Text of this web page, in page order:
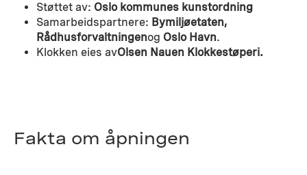
Støttet av: Oslo kommunes kunstordning
Samarbeidspartnere: Bymiljøetaten,
Rådhusforvaltningenog Oslo Havn.
Klokken eies avOlsen Nauen Klokkestøperi.
Fakta om åpningen